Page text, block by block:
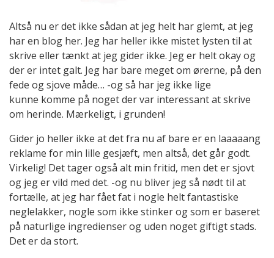
Altså nu er det ikke sådan at jeg helt har glemt, at jeg
har en blog her. Jeg har heller ikke mistet lysten til at
skrive eller tænkt at jeg gider ikke. Jeg er helt okay og
der er intet galt. Jeg har bare meget om ørerne, på den
fede og sjove måde… -og så har jeg ikke lige
kunne komme på noget der var interessant at skrive
om herinde. Mærkeligt, i grunden!
Gider jo heller ikke at det fra nu af bare er en laaaaang
reklame for min lille gesjæft, men altså, det går godt.
Virkelig! Det tager også alt min fritid, men det er sjovt
og jeg er vild med det. -og nu bliver jeg så nødt til at
fortælle, at jeg har fået fat i nogle helt fantastiske
neglelakker, nogle som ikke stinker og som er baseret
på naturlige ingredienser og uden noget giftigt stads.
Det er da stort.